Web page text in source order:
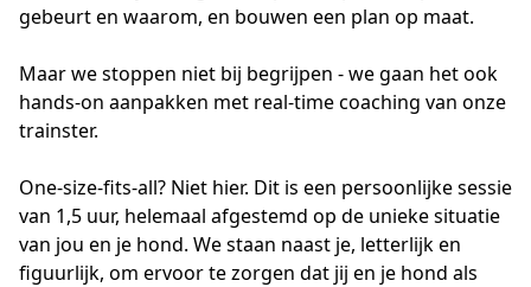
gebeurt en waarom, en bouwen een plan op maat.
Maar we stoppen niet bij begrijpen - we gaan het ook
hands-on aanpakken met real-time coaching van onze
trainster.
One-size-fits-all? Niet hier. Dit is een persoonlijke sessie
van 1,5 uur, helemaal afgestemd op de unieke situatie
van jou en je hond. We staan naast je, letterlijk en
figuurlijk, om ervoor te zorgen dat jij en je hond als